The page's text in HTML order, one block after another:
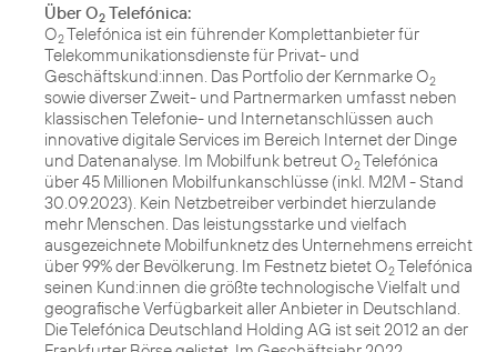
Über O2 Telefónica:
O2Telefónica ist ein führender Komplettanbieter für
Telekommunikationsdienste für Privat- und
Geschäftskund:innen. Das Portfolio der Kernmarke O2
sowie diverser Zweit- und Partnermarken umfasst neben
klassischen Telefonie- und Internetanschlüssen auch
innovative digitale Services im Bereich Internet der Dinge
und Datenanalyse. Im Mobilfunk betreut O2Telefónica
über 45 Millionen Mobilfunkanschlüsse (inkl. M2M - Stand
30.09.2023). Kein Netzbetreiber verbindet hierzulande
mehr Menschen. Das leistungsstarke und vielfach
ausgezeichnete Mobilfunknetz des Unternehmens erreicht
über 99% der Bevölkerung. Im Festnetz bietet O2Telefónica
seinen Kund:innen die größte technologische Vielfalt und
geografische Verfügbarkeit aller Anbieter in Deutschland.
Die Telefónica Deutschland Holding AG ist seit 2012 an der